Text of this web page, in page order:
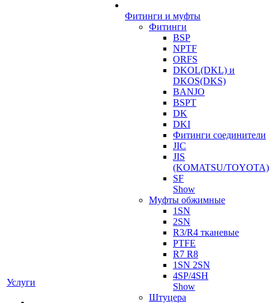
Услуги
Фитинги и муфты
Фитинги
BSP
NPTF
ORFS
DKOL(DKL) и
DKOS(DKS)
BANJO
BSPT
DK
DKI
Фитинги соединители
JIC
JIS
(KOMATSU/TOYOTA)
SF
Show
Муфты обжимные
1SN
2SN
R3/R4 тканевые
PTFE
R7 R8
1SN 2SN
4SP/4SH
Show
Штуцера